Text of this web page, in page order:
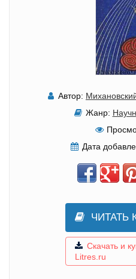
Автор:
Жанр:
Дата
ЧИТАТЬ
Скачать и
Litres.ru